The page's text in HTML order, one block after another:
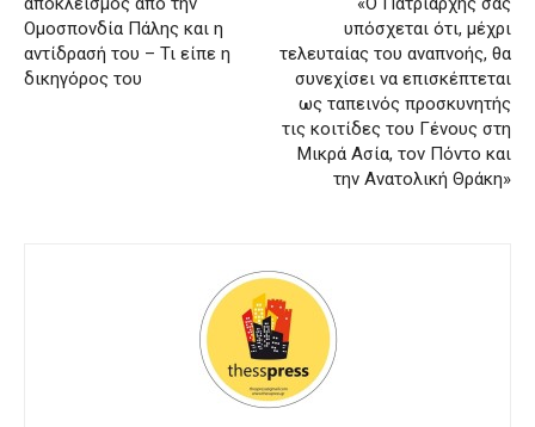
Ομοσπονδία Πάλης και η
αντίδρασή του – Τι είπε η
δικηγόρος του
υπόσχεται ότι, μέχρι
τελευταίας του αναπνοής, θα
συνεχίσει να επισκέπτεται
ως ταπεινός προσκυνητής
τις κοιτίδες του Γένους στη
Μικρά Ασία, τον Πόντο και
την Ανατολική Θράκη»